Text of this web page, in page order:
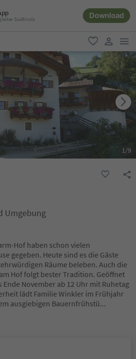
Südtirols Download
favorit
user link
1/9
Umgebung
Hof haben schon vielen
gegeben. Heute sind es die Gäste
Räume beleben. Auch die
Hof folgt bester Tradition. Geöffnet
November ab 12 Uhr mit Ruhetag
lädt Familie Winkler im Frühjahr
ausgiebigen Bauernfrühstü...